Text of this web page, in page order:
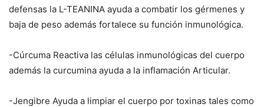
defensas la L-TEANINA ayuda a combatir los gérmenes y
baja de peso además fortalece su función inmunológica.
-Cúrcuma Reactiva las células inmunológicas del cuerpo
además la curcumina ayuda a la inflamación Articular.
-Jengibre Ayuda a limpiar el cuerpo por toxinas tales como